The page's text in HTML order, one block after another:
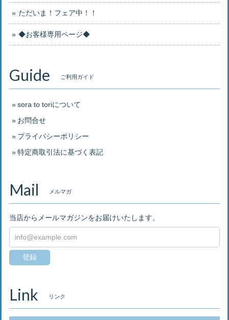
ただいま！フェア中！！
◆お客様専用ページ◆
Guide ご利用ガイド
sora to toriについて
お問合せ
プライバシーポリシー
特定商取引法に基づく表記
Mail メルマガ
当店からメールマガジンをお届けいたします。
登録
Link リンク